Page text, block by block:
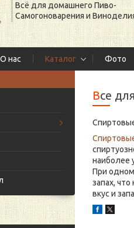
Всё для домашнего Пиво-
Самогоноварения и
О нас Каталог Фото
Все
наиболее
При
запах,
вкус и